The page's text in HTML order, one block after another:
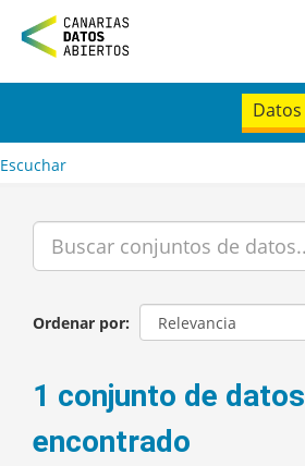
n
t
Datos
Escuchar
Ordenar por
1 conjunto de datos
encontrado